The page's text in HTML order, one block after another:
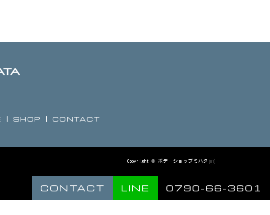
SHOP CONTACT
Copyright © ボデーショップミハタ
0790-66-3601
LINE
CONTACT